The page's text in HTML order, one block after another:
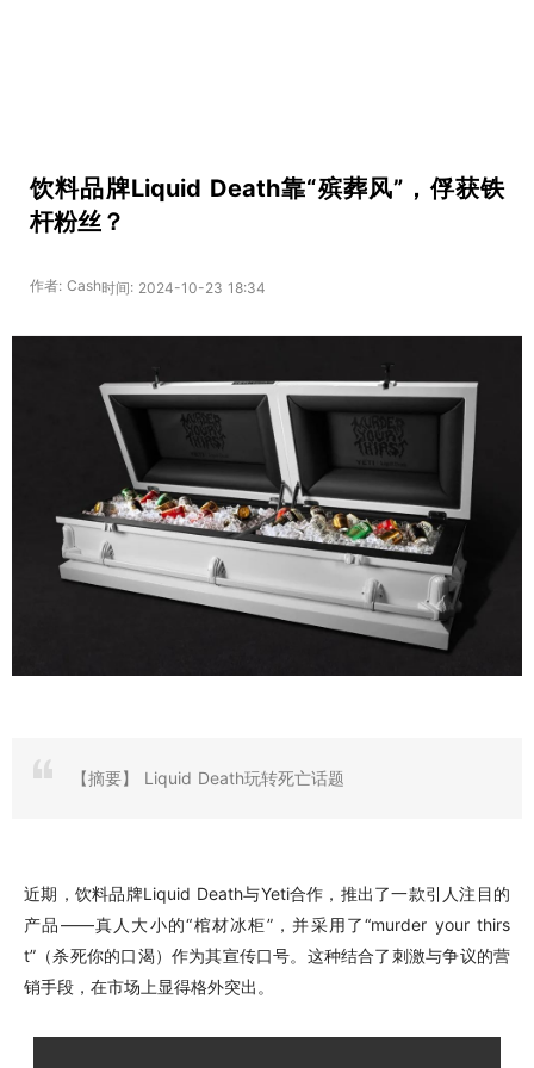
饮料品牌Liquid Death靠“殡葬风”，俘获铁
杆粉丝？
作者: Cash时间: 2024-10-23 18:34
【摘要】 Liquid Death玩转死亡话题
近期，饮料品牌Liquid Death与Yeti合作，推出了一款引人注目的
产品——真人大小的“棺材冰柜”，并采用了“murder your thirs
t”（杀死你的口渴）作为其宣传口号。这种结合了刺激与争议的营
销手段，在市场上显得格外突出。